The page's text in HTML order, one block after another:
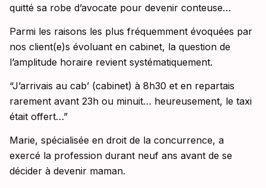
quitté sa robe d’avocate pour devenir conteuse…
Parmi les raisons les plus fréquemment évoquées par
nos client(e)s évoluant en cabinet, la question de
l’amplitude horaire revient systématiquement.
“J’arrivais au cab’ (cabinet) à 8h30 et en repartais
rarement avant 23h ou minuit… heureusement, le taxi
était offert…”
Marie, spécialisée en droit de la concurrence, a
exercé la profession durant neuf ans avant de se
décider à devenir maman.